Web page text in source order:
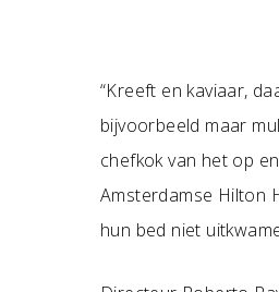
“Kreeft en kaviaar,
bijvoorbeeld maar
chefkok van het op
Amsterdamse Hilton
hun bed niet